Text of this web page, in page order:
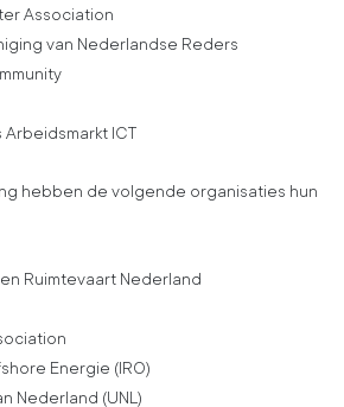
Association
van Nederlandse Reders
ICT
hebben de volgende organisaties hun
Ruimtevaart Nederland
Energie (IRO)
Nederland (UNL)